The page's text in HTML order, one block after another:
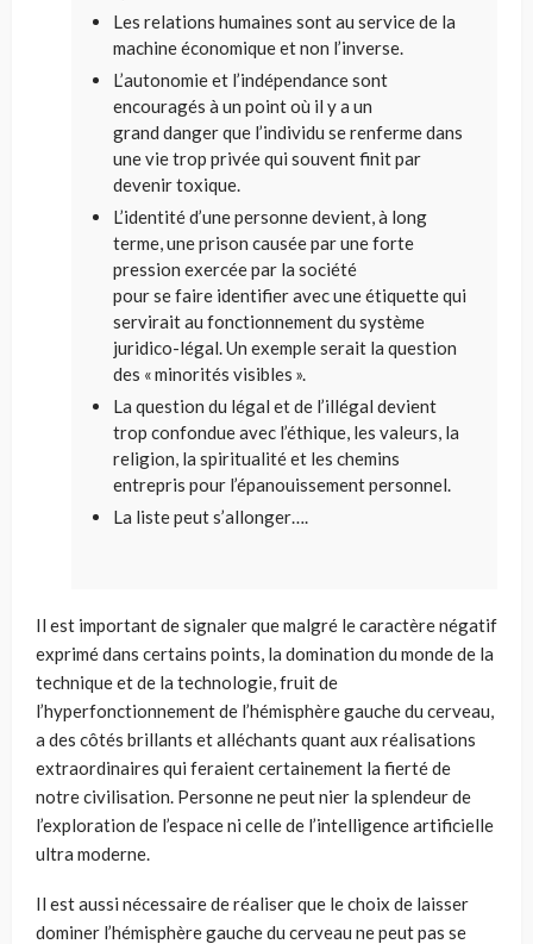
Les relations humaines sont au service de la
machine économique et non l’inverse.
L’autonomie et l’indépendance sont
encouragés à un point où il y a un
grand danger que l’individu se renferme dans
une vie trop privée qui souventfinit par
devenir toxique.
L’identité d’une personne devient, à long
terme, une prison causée par une forte
pression exercée par la société
poursefaire identifier avec une étiquette qui
servirait au fonctionnement du système
juridico-légal.Un exemple serait la question
des « minorités visibles ».
La question du légal et de l’illégal devient
trop confondue avec l’éthique, les valeurs, la
religion, la spiritualité et les chemins
entrepris pour l’épanouissement personnel.
La liste peut s’allonger….
Il est important de signaler que malgré le caractère négatif
exprimé dans certains points, la domination du monde de la
technique et de la technologie, fruit de
l’hyperfonctionnement de l’hémisphère gauche du cerveau,
a des côtés brillants et alléchants quant aux réalisations
extraordinaires qui feraient certainement la fierté de
notre civilisation. Personne ne peut nier la splendeur de
l’exploration de l’espace ni celle de l’intelligence artificielle
ultra moderne.
Il est aussi nécessaire de réaliser que le choix de laisser
dominer l’hémisphère gauche du cerveau ne peut pas se